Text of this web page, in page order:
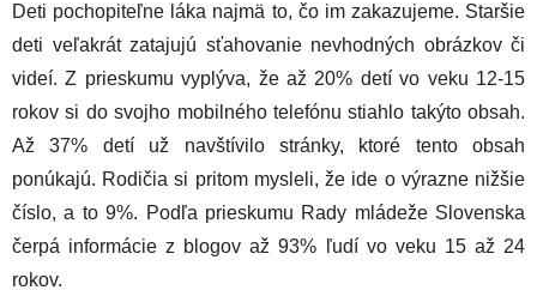
Deti pochopiteľne láka najmä to, čo im zakazujeme. Staršie
deti veľakrát zatajujú sťahovanie nevhodných obrázkov či
videí. Z prieskumu vyplýva, že až 20% detí vo veku 12-15
rokov si do svojho mobilného telefónu stiahlo takýto obsah.
Až 37% detí už navštívilo stránky, ktoré tento obsah
ponúkajú. Rodičia si pritom mysleli, že ide o výrazne nižšie
číslo, a to 9%. Podľa prieskumu Rady mládeže Slovenska
čerpá informácie z blogov až 93% ľudí vo veku 15 až 24
rokov.